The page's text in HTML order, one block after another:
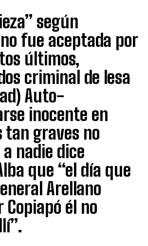
según
fue aceptada por
últimos,
criminal de lesa
Auto-
inocente en
tan graves no
nadie dice
que “el día que
Arellano
él no